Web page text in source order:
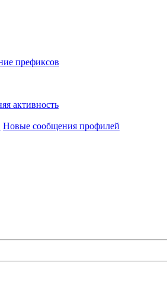
префиксов
активность
Новые сообщения профилей